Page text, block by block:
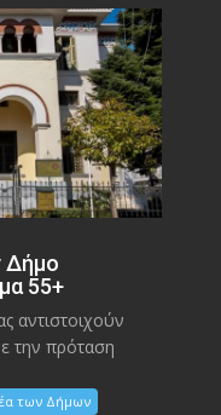
Δήμο
55+
αντιστοιχούν
την πρόταση
των Δήμων